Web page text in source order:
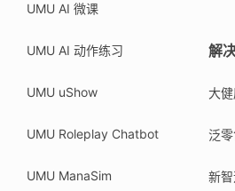
UMU AI 微课
UMU AI 动作练习
UMU uShow
UMU Roleplay Chatbot
UMU ManaSim
解
大
泛
新